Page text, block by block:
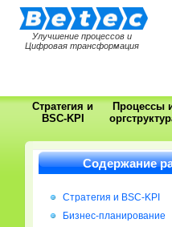
Улучшение процессов и
Цифровая трансформация
Стратегия и
BSC-KPI
Процессы
Содержание
Стратегия и BSC-KPI
Бизнес-планирование